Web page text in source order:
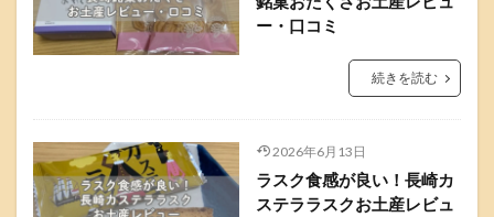
ー・口コミ
続きを読む
2026年6月13日
ラスク食感が良い！長崎カ
ステララスクお土産レビュ